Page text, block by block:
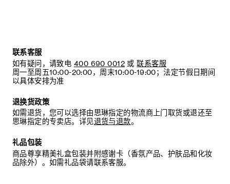
联系客服
如有疑问，请致电 400 690 0012 或 联系客服
周一至周五10:00-20:00，周末10:00-19:00；法定节假日期间
以具体安排为准
退换货政策
如需退货，您可以选择由思琳指定的物流商上门取货或退还至
思琳指定的专卖店。详见退货与退款。
礼品包装
商品尊享精美礼盒包装并附感谢卡（香氛产品、护肤品和化妆
品除外）。如需礼品袋请联系客服。